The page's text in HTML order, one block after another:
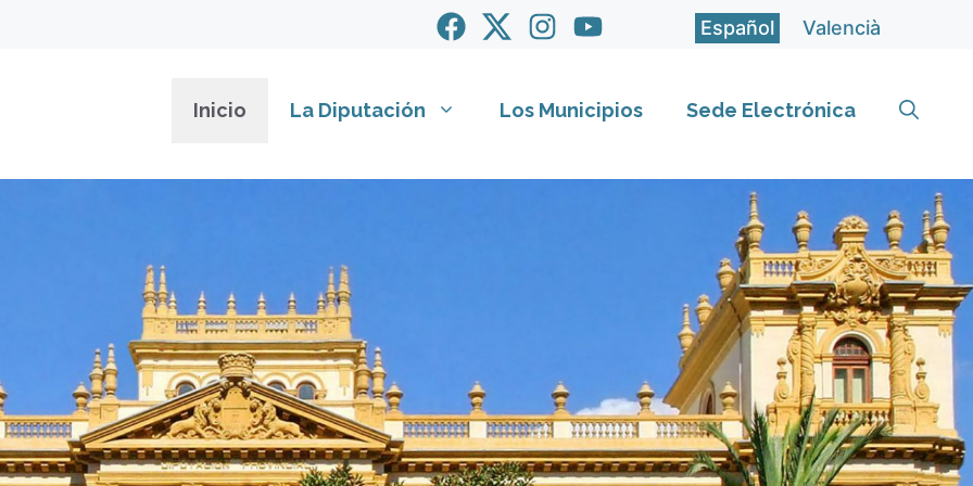
Español Valencià
Inicio La Diputación Los Municipios Sede Electrónica